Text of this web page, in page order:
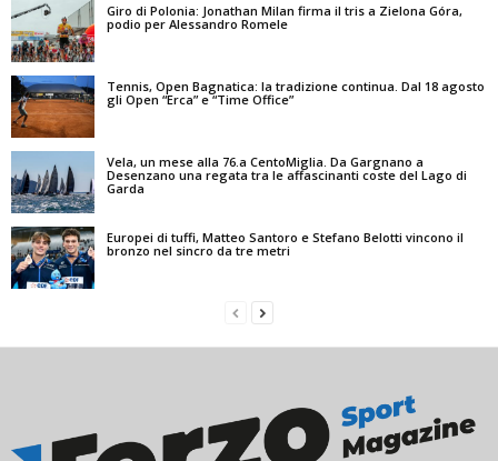
Giro di Polonia: Jonathan Milan firma il tris a Zielona Góra,
podio per Alessandro Romele
Tennis, Open Bagnatica: la tradizione continua. Dal 18 agosto
gli Open “Erca” e “Time Office”
Vela, un mese alla 76.a CentoMiglia. Da Gargnano a
Desenzano una regata tra le affascinanti coste del Lago di
Garda
Europei di tuffi, Matteo Santoro e Stefano Belotti vincono il
bronzo nel sincro da tre metri